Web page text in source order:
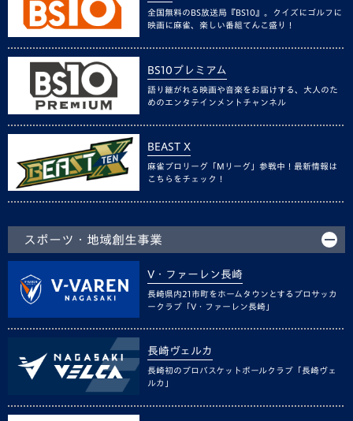
全国無料のBS放送局『BS10』。クイズにゴルフに
映画に麻雀、楽しい番組てんこ盛り！
BS10プレミアム
語り継がれる映画や音楽をお届けする、大人のた
めのエンタテインメントチャンネル
BEAST X
麻雀プロリーグ「Mリーグ」参戦中！最新情報は
こちらをチェック！
スポーツ・地域創生事業
V・ファーレン長崎
長崎県内21市町をホームタウンとするプロサッカ
ークラブ「V・ファーレン長崎」
長崎ヴェルカ
長崎初のプロバスケットボールクラブ「長崎ヴェ
ルカ」